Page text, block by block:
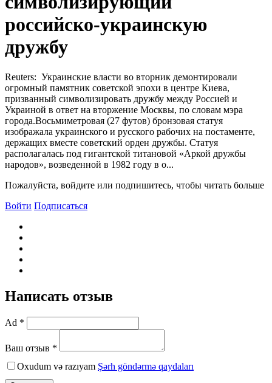
российско-украинскую
дружбу
Reuters: Украинские власти во вторник демонтировали
огромный памятник советской эпохи в центре Киева,
призванный символизировать дружбу между Россией и
Украиной в ответ на вторжение Москвы, по словам мэра
города.Восьмиметровая (27 футов) бронзовая статуя
изображала украинского и русского рабочих на постаменте,
держащих вместе советский орден дружбы. Статуя
располагалась под гигантской титановой «Аркой дружбы
народов», возведенной в 1982 году в о...
Пожалуйста, войдите или подпишитесь, чтобы читать больше
Войти Подписаться
Написать отзыв
Ad *
Ваш отзыв *
Oxudum və razıyam Şərh göndərmə qaydaları